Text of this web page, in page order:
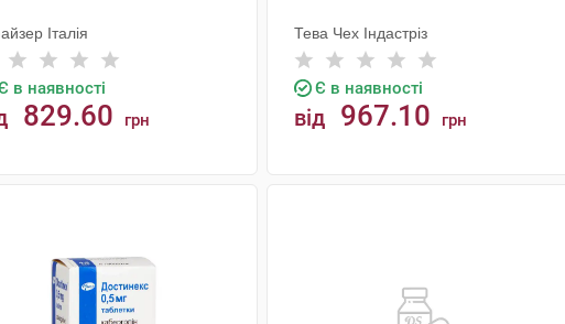
Італія
в наявності
829.60 грн
Тева Чех Індастріз
Є в наявності
від 967.10 грн